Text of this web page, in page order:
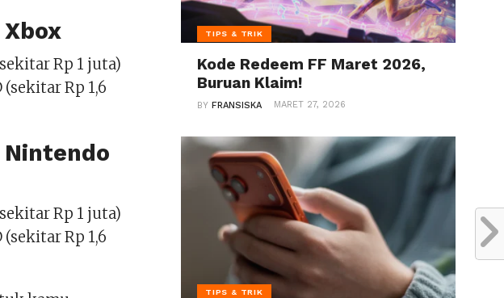
Rp 1 juta)
Rp 1,6
Rp 1 juta)
Rp 1,6
TIPS & TRIK
Kode Redeem FF Maret 2026,
Buruan Klaim!
BYFRANSISKA MARET 27, 2026
TIPS & TRIK